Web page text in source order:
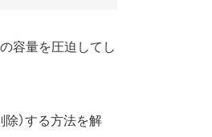
容量を圧迫してし
）する方法を解